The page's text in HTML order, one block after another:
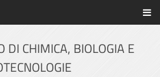
web di Ateneo
DI CHIMICA, BIOLOGIA E